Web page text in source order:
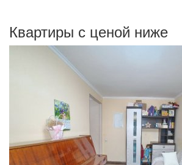
Квартиры с ценой ниже